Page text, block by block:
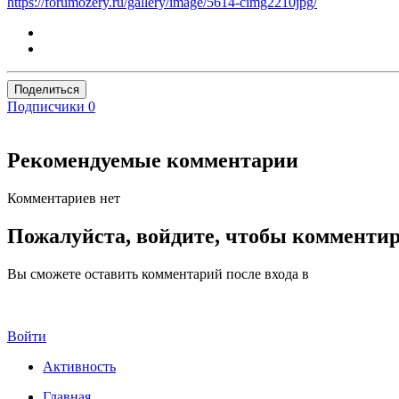
Поделиться
Подписчики 0
Рекомендуемые комментарии
Комментариев нет
Пожалуйста, войдите, чтобы
Вы сможете оставить комментарий после входа в
Войти
Активность